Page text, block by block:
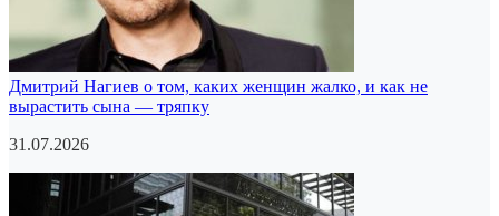
Дмитрий Нагиев о том, каких женщин жалко, и как не
вырастить сына — тряпку
31.07.2026